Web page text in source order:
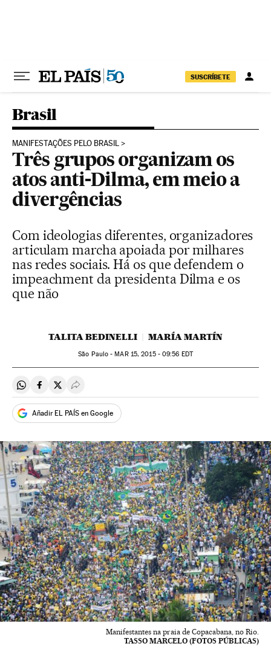
SUSCRÍBETE
Brasil
MANIFESTAÇÕES PELO BRASIL
Três grupos organizam os
atos anti-Dilma, em meio a
divergências
Com ideologias diferentes, organizadores
articulam marcha apoiada por milhares
nas redes sociais. Há os que defendem o
impeachment da presidenta Dilma e os
que não
TALITA BEDINELLI MARÍA MARTÍN
São Paulo -MAR15, 2015 - 09:56 EDT
Compartir en Whatsapp
Compartir en Facebook
Compartir en Twitter
Desplegar Redes Sociales
Añadir EL PAÍS en Google
Manifestantes na praia de Copacabana, no Rio.
TASSO MARCELO (FOTOS PÚBLICAS)